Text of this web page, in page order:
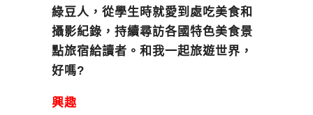
綠豆人，從學生時就愛到處吃美食和
攝影紀錄，持續尋訪各國特色美食景
點旅宿給讀者。和我一起旅遊世界，
好嗎?
興趣